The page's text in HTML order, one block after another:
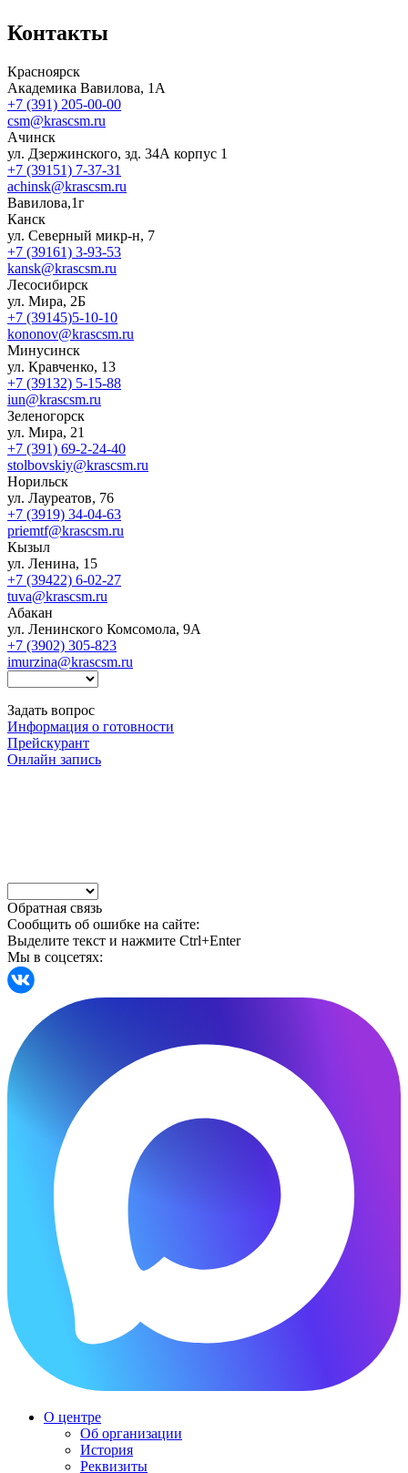
Контакты
Красноярск
Академика Вавилова, 1А
+7 (391) 205-00-00
csm@krascsm.ru
Ачинск
ул. Дзержинского, зд. 34А корпус 1
+7 (39151) 7-37-31
achinsk@krascsm.ru
Вавилова,1г
Канск
ул. Северный микр-н, 7
+7 (39161) 3-93-53
kansk@krascsm.ru
Лесосибирск
ул. Мира, 2Б
+7 (39145)5-10-10
kononov@krascsm.ru
Минусинск
ул. Кравченко, 13
+7 (39132) 5-15-88
iun@krascsm.ru
Зеленогорск
ул. Мира, 21
+7 (391) 69-2-24-40
stolbovskiy@krascsm.ru
Норильск
ул. Лауреатов, 76
+7 (3919) 34-04-63
priemtf@krascsm.ru
Кызыл
ул. Ленина, 15
+7 (39422) 6-02-27
tuva@krascsm.ru
Абакан
ул. Ленинского Комсомола, 9А
+7 (3902) 305-823
imurzina@krascsm.ru
Задать вопрос
Информация о готовности
Прейскурант
Онлайн запись
Обратная связь
Сообщить об ошибке на сайте:
Выделите текст и нажмите Ctrl+Enter
Мы в соцсетях:
О центре
Об организации
История
Реквизиты